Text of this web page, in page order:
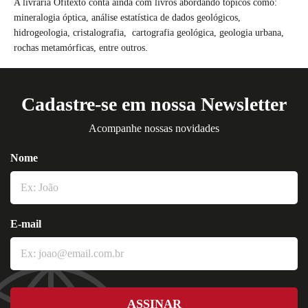
A livraria Ofitexto conta ainda com livros abordando tópicos como:
mineralogia óptica, análise estatística de dados geológicos,
hidrogeologia, cristalografia, cartografia geológica, geologia urbana,
rochas metamórficas, entre outros.
Cadastre-se em nossa Newsletter
Acompanhe nossas novidades
Nome
E-mail
ASSINAR